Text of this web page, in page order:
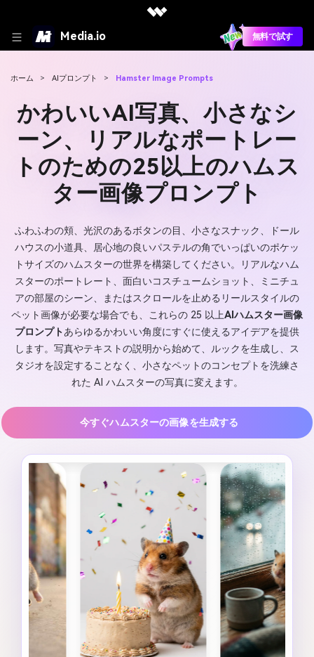
Media.io 無料で試す
ホーム > AIプロンプト > Hamster Image Prompts
かわいいAI写真、小さなシ
ーン、リアルなポートレー
トのための25以上のハムス
ター画像プロンプト
ふわふわの頬、光沢のあるボタンの目、小さなスナック、ドール
ハウスの小道具、居心地の良いパステルの角でいっぱいのポケッ
トサイズのハムスターの世界を構築してください。リアルなハム
スターのポートレート、面白いコスチュームショット、ミニチュ
アの部屋のシーン、またはスクロールを止めるリールスタイルの
ペット画像が必要な場合でも、これらの 25 以上AIハムスター画像
プロンプトあらゆるかわいい角度にすぐに使えるアイデアを提供
します。写真やテキストの説明から始めて、ルックを生成し、ス
タジオを設定することなく、小さなペットのコンセプトを洗練さ
れた AI ハムスターの写真に変えます。
今すぐハムスターの画像を生成する